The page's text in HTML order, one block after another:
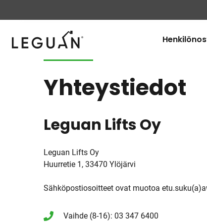
Yhteystiedot
Leguan Lifts Oy
Leguan Lifts Oy
Huurretie 1, 33470 Ylöjärvi
Sähköpostiosoitteet ovat muotoa
Vaihde (8-16): 03 347 6400